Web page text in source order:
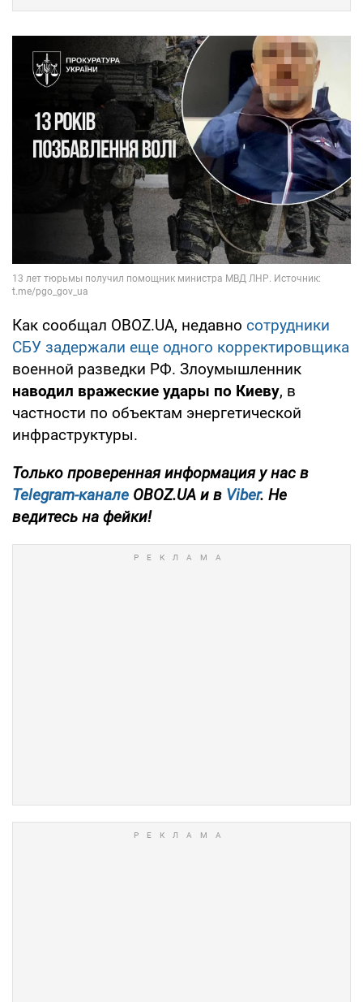
Как сообщал OBOZ.UA, недавно сотрудники
СБУ задержали еще одного корректировщика
военной разведки РФ. Злоумышленник
наводил вражеские удары по Киеву, в
частности по объектам энергетической
инфраструктуры.
Только проверенная информация у нас в
Telegram-канале OBOZ.UA и в Viber. Не
ведитесь на фейки!